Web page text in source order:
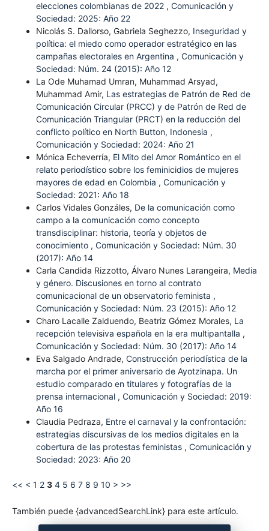
elecciones colombianas de 2022 , Comunicación y
Sociedad: 2025: Año 22
Nicolás S. Dallorso, Gabriela Seghezzo, Inseguridad y
política: el miedo como operador estratégico en las
campañas electorales en Argentina , Comunicación y
Sociedad: Núm. 24 (2015): Año 12
La Ode Muhamad Umran, Muhammad Arsyad,
Muhammad Amir, Las estrategias de Patrón de Red de
Comunicación Circular (PRCC) y de Patrón de Red de
Comunicación Triangular (PRCT) en la reducción del
conflicto político en North Button, Indonesia ,
Comunicación y Sociedad: 2024: Año 21
Mónica Echeverría, El Mito del Amor Romántico en el
relato periodístico sobre los feminicidios de mujeres
mayores de edad en Colombia , Comunicación y
Sociedad: 2021: Año 18
Carlos Vidales Gonzáles, De la comunicación como
campo a la comunicación como concepto
transdisciplinar: historia, teoría y objetos de
conocimiento , Comunicación y Sociedad: Núm. 30
(2017): Año 14
Carla Candida Rizzotto, Álvaro Nunes Larangeira, Media
y género. Discusiones en torno al contrato
comunicacional de un observatorio feminista ,
Comunicación y Sociedad: Núm. 23 (2015): Año 12
Charo Lacalle Zalduendo, Beatriz Gómez Morales, La
recepción televisiva española en la era multipantalla ,
Comunicación y Sociedad: Núm. 30 (2017): Año 14
Eva Salgado Andrade, Construcción periodística de la
marcha por el primer aniversario de Ayotzinapa. Un
estudio comparado en titulares y fotografías de la
prensa internacional , Comunicación y Sociedad: 2019:
Año 16
Claudia Pedraza, Entre el carnaval y la confrontación:
estrategias discursivas de los medios digitales en la
cobertura de las protestas feministas , Comunicación y
Sociedad: 2023: Año 20
<< < 1 2 3 4 5 6 7 8 9 10 > >>
También puede {advancedSearchLink} para este artículo.